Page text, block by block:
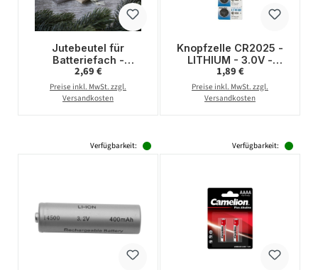
Jutebeutel für
Batteriefach -
Jutesäckchen mit
Kordelzug -
Geschenkverpackung
Regulärer Preis:
2,69 €
Preise inkl. MwSt. zzgl.
Versandkosten
Knopfzelle CR2025 -
LITHIUM - 3.0V -
170mAh (5 St./Blister)
Regulärer Preis:
1,89 €
Preise inkl. MwSt. zzgl.
Versandkosten
Verfügbarkeit: Verfügbarkeit: